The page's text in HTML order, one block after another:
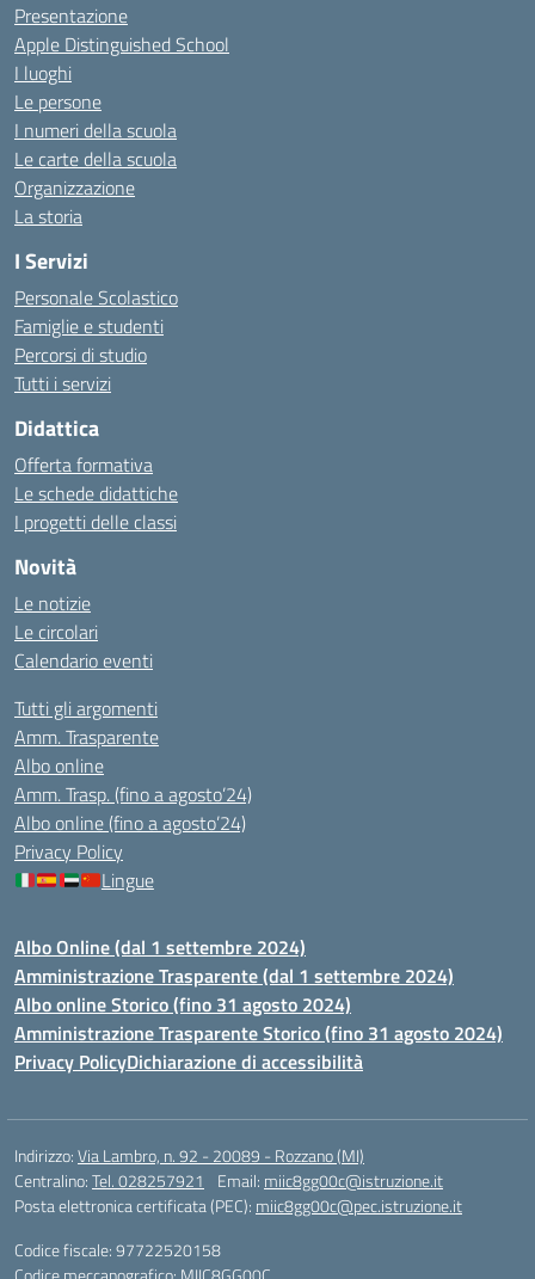
Presentazione
Apple Distinguished School
I luoghi
Le persone
I numeri della scuola
Le carte della scuola
Organizzazione
La storia
I Servizi
Personale Scolastico
Famiglie e studenti
Percorsi di studio
Tutti i servizi
Didattica
Offerta formativa
Le schede didattiche
I progetti delle classi
Novità
Le notizie
Le circolari
Calendario eventi
Tutti gli argomenti
Amm. Trasparente
Albo online
Amm. Trasp. (fino a agosto’24)
Albo online (fino a agosto’24)
Privacy Policy
Lingue
Albo Online (dal 1 settembre 2024)
Amministrazione Trasparente (dal 1 settembre 2024)
Albo online Storico (fino 31 agosto 2024)
Amministrazione Trasparente Storico (fino 31 agosto 2024)
Privacy PolicyDichiarazione di accessibilità
Indirizzo:Via Lambro, n. 92 - 20089 - Rozzano (MI)
Centralino:Tel. 028257921 Email: miic8gg00c@istruzione.it
Posta elettronica certificata (PEC): miic8gg00c@pec.istruzione.it
Codice fiscale: 97722520158